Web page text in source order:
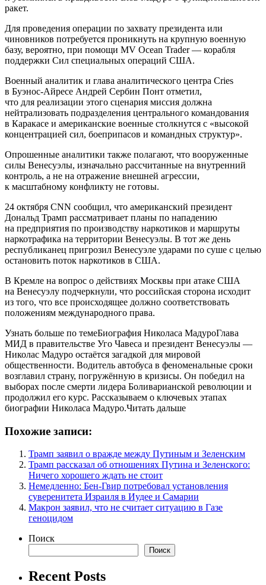
ракет.
Для проведения операции по захвату президента или
чиновников потребуется проникнуть на крупную военную
базу, вероятно, при помощи MV Ocean Trader — корабля
поддержки Сил специальных операций США.
Военный аналитик и глава аналитического центра Cries
в Буэнос-Айресе Андрей Сербин Понт отметил,
что для реализации этого сценария миссия должна
нейтрализовать подразделения центрального командования
в Каракасе и американские военные столкнутся с «высокой
концентрацией сил, боеприпасов и командных структур».
Опрошенные аналитики также полагают, что вооруженные
силы Венесуэлы, изначально рассчитанные на внутренний
контроль, а не на отражение внешней агрессии,
к масштабному конфликту не готовы.
24 октября CNN сообщил, что американский президент
Дональд Трамп рассматривает планы по нападению
на предприятия по производству наркотиков и маршруты
наркотрафика на территории Венесуэлы. В тот же день
республиканец пригрозил Венесуэле ударами по суше с целью
остановить поток наркотиков в США.
В Кремле на вопрос о действиях Москвы при атаке США
на Венесуэлу подчеркнули, что российская сторона исходит
из того, что все происходящее должно соответствовать
положениям международного права.
Узнать больше по темеБиография Николаса МадуроГлава
МИД в правительстве Уго Чавеса и президент Венесуэлы —
Николас Мадуро остаётся загадкой для мировой
общественности. Водитель автобуса в феноменальные сроки
возглавил страну, погружённую в кризисы. Он победил на
выборах после смерти лидера Боливарианской революции и
продолжил его курс. Рассказываем о ключевых этапах
биографии Николаса Мадуро.Читать дальше
Похожие записи:
Трамп заявил о вражде между Путиным и Зеленским
Трамп рассказал об отношениях Путина и Зеленского:
Ничего хорошего ждать не стоит
Немедленно: Бен-Гвир потребовал установления
суверенитета Израиля в Иудее и Самарии
Макрон заявил, что не считает ситуацию в Газе
геноцидом
Поиск
Поиск
Recent Posts